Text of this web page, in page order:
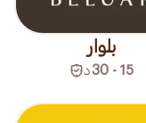
بلوار
15 - 30 د